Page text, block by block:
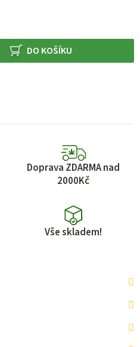
DO KOŠÍKU
Doprava ZDARMA nad
2000Kč
Vše skladem!